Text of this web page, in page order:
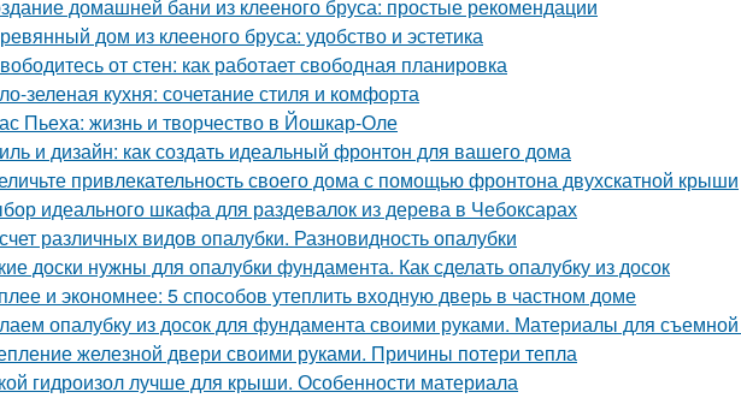
домашней бани из клееного бруса: простые рекомендации
дом из клееного бруса: удобство и эстетика
от стен: как работает свободная планировка
зеленая кухня: сочетание стиля и комфорта
Пьеха: жизнь и творчество в Йошкар-Оле
и дизайн: как создать идеальный фронтон для вашего дома
привлекательность своего дома с помощью фронтона двухскатной крыши
идеального шкафа для раздевалок из дерева в Чебоксарах
различных видов опалубки. Разновидность опалубки
доски нужны для опалубки фундамента. Как сделать опалубку из досок
и экономнее: 5 способов утеплить входную дверь в частном доме
опалубку из досок для фундамента своими руками. Материалы для съемной
железной двери своими руками. Причины потери тепла
гидроизол лучше для крыши. Особенности материала